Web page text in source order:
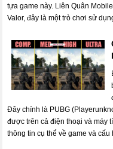
tựa game này. Liên Quân
Valor, đây là một trò chơi sử
Đây chính là PUBG
được trên cả điện thoại và máy
thông tin cụ thể về game và